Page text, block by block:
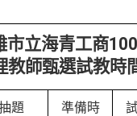
市立海青工商100
教師甄選試教時
題
準備時